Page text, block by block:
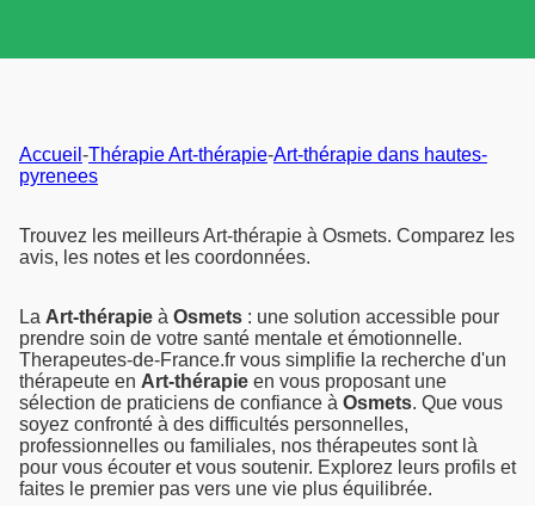
Accueil -Thérapie Art-thérapie-Art-thérapie dans hautes-
pyrenees
Trouvez les meilleurs Art-thérapie à Osmets. Comparez les
avis, les notes et les coordonnées.
La Art-thérapie à Osmets : une solution accessible pour
prendre soin de votre santé mentale et émotionnelle.
Therapeutes-de-France.fr vous simplifie la recherche d'un
thérapeute en Art-thérapie en vous proposant une
sélection de praticiens de confiance à Osmets. Que vous
soyez confronté à des difficultés personnelles,
professionnelles ou familiales, nos thérapeutes sont là
pour vous écouter et vous soutenir. Explorez leurs profils et
faites le premier pas vers une vie plus équilibrée.